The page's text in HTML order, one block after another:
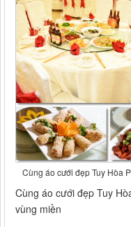
Cùng áo cưới đẹp Tuy Hòa
Cùng áo cưới đẹp Tuy
vùng miền